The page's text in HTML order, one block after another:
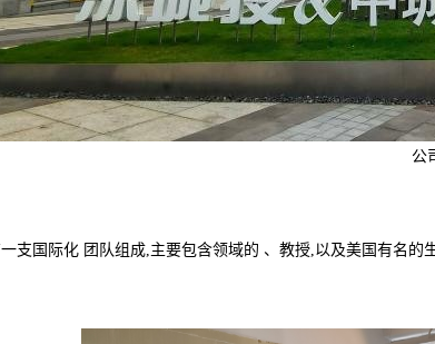
公
支国际化 团队组成,主要包含领域的 、教授,以及美国有名